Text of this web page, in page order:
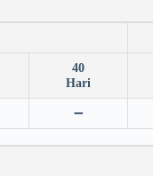
40
Hari
➖